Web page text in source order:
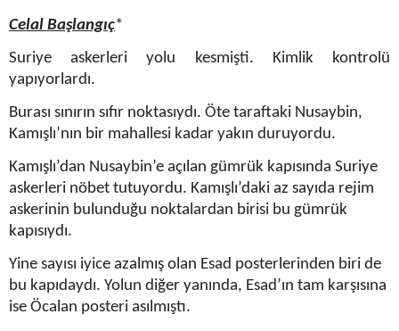
Celal Başlangıç*
Suriye askerleri yolu kesmişti. Kimlik kontrolü
yapıyorlardı.
Burası sınırın sıfır noktasıydı. Öte taraftaki Nusaybin,
Kamışlı’nın bir mahallesi kadar yakın duruyordu.
Kamışlı’dan Nusaybin’e açılan gümrük kapısında Suriye
askerleri nöbet tutuyordu. Kamışlı’daki az sayıda rejim
askerinin bulunduğu noktalardan birisi bu gümrük
kapısıydı.
Yine sayısı iyice azalmış olan Esad posterlerinden biri de
bu kapıdaydı. Yolun diğer yanında, Esad’ın tam karşısına
ise Öcalan posteri asılmıştı.